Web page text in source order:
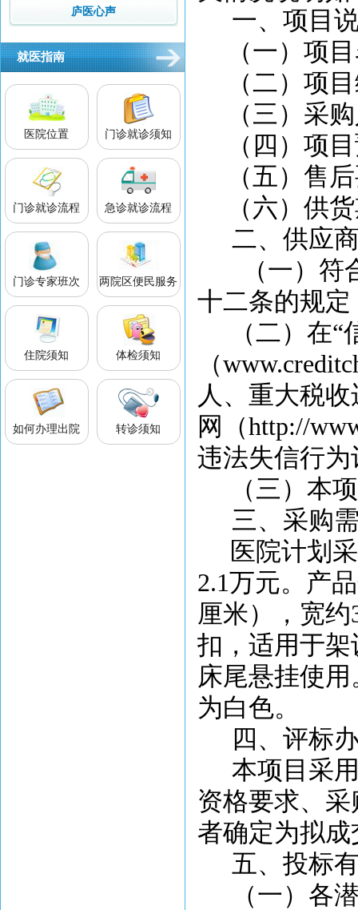
庐医心声
就医指南
医院位置 门诊就诊须知
门诊就诊流程 急诊就诊流程
门诊专家班次 两院区便民服务
住院须知 体检须知
如何办理出院 转诊须知
一、项目
（一）项
（二）项
（三）采
（四）项
（五）售
（六）供
二、供应
（一）
十二条的规定
（二）在“
（
人、重大税
网（http://
违法失信行
（三）本
三、采购
医院计划
2.1万元。产
厘米） ，宽约
扣，适用于
床尾悬挂使用
为白色。
四、 评标
本项目采
资格要求、
者确定为拟成
五、投标
（一）各